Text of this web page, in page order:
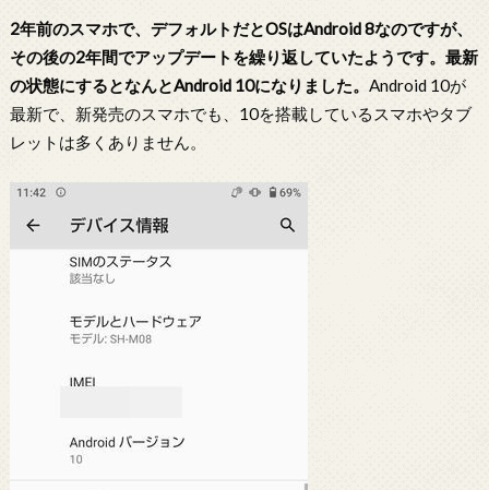
2年前のスマホで、デフォルトだとOSはAndroid 8なのですが、
その後の2年間でアップデートを繰り返していたようです。最新
の状態にするとなんとAndroid 10になりました。 Android 10が
最新で、新発売のスマホでも、10を搭載しているスマホやタブ
レットは多くありません。